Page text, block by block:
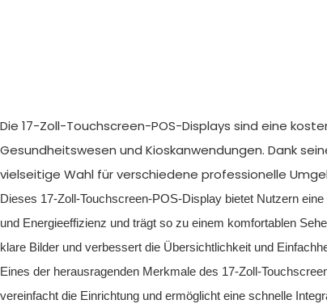
Die 17-Zoll-Touchscreen-POS-Displays sind eine
Gesundheitswesen und Kioskanwendungen. Dank
vielseitige Wahl für verschiedene professionelle
Dieses 17-Zoll-Touchscreen-POS-Display bietet Nutzern
und Energieeffizienz und trägt so zu einem komfortablen
klare Bilder und verbessert die Übersichtlichkeit und
Eines der herausragenden Merkmale des 17-Zoll-
vereinfacht die Einrichtung und ermöglicht eine schnelle